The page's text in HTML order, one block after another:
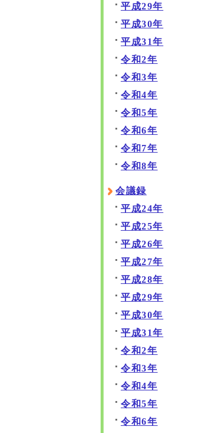
平成29年
平成30年
平成31年
令和2年
令和3年
令和4年
令和5年
令和6年
令和7年
令和8年
会議録
平成24年
平成25年
平成26年
平成27年
平成28年
平成29年
平成30年
平成31年
令和2年
令和3年
令和4年
令和5年
令和6年